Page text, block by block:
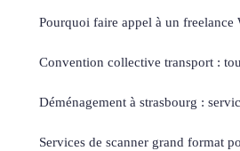
Pourquoi faire appel à un freelance
Convention collective transport :
Déménagement à strasbourg :
Services de scanner grand format